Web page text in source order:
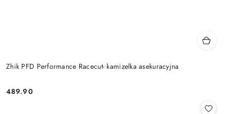
Zhik PFD Performance Racecut- kamizelka asekuracyjna
Cena:
489.90